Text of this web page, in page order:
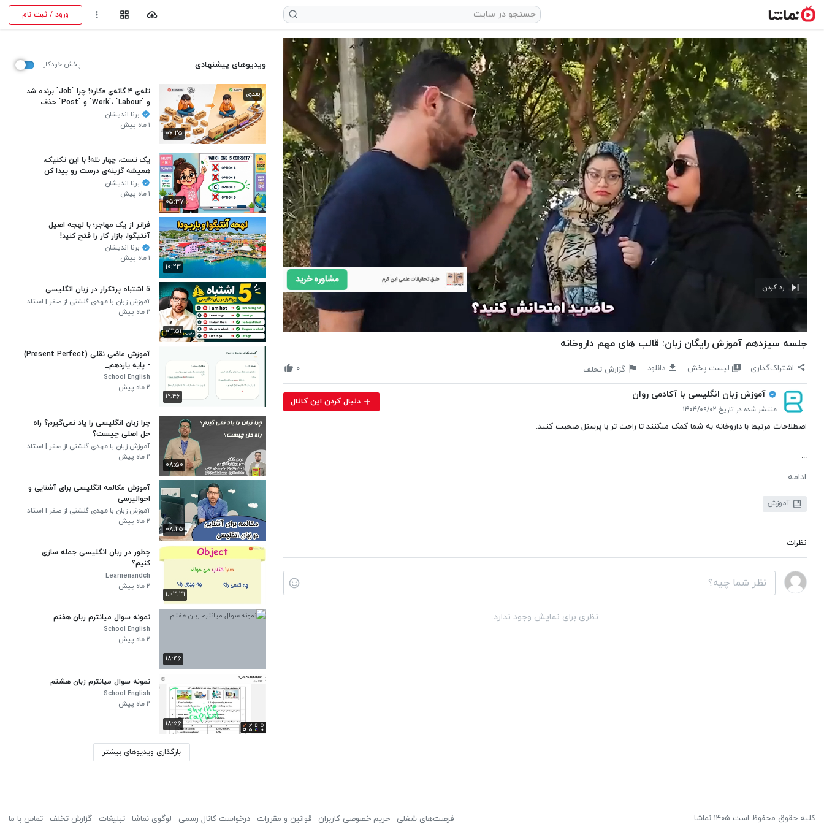
ورود / ثبت نام
رد کردن
جلسه سیزدهم آموزش رایگان زبان: قالب های مهم داروخانه
اشتراک‌گذاری لیست پخش دانلود گزارش تخلف ۰
آموزش زبان انگلیسی با آکادمی روان
منتشر شده در تاریخ ۱۴۰۴/۰۹/۰۲
دنبال کردن این کانال
اصطلاحات مرتبط با داروخانه به شما کمک میکنند تا راحت تر با پرسنل صحبت کنید.
.
...
ادامه
آموزش
نظرات
نظری برای نمایش وجود ندارد.
ویدیوهای پیشنهادی پخش خودکار
۰۶:۲۵
بعدی
تله‌ی ۴ گانه‌ی «کار»! چرا `Job` برنده شد
و `Work`، `Labour` و `Post` حذف
شدن؟برنا اندیشان
۱ ماه پیش
۰۵:۳۷
یک تست، چهار تله! با این تکنیک،
همیشه گزینه‌ی درست رو پیدا کن
برنا اندیشان
۱ ماه پیش
۱۰:۲۳
فراتر از یک مهاجر؛ با لهجه اصیل
آنتیگوا، بازار کار را فتح کنید!
برنا اندیشان
۱ ماه پیش
۰۳:۵۱
5 اشتباه پرتکرار در زبان انگلیسی
آموزش زبان با مهدی گلشنی از صفر | استاد
هاب
۲ ماه پیش
۱۹:۴۶
آموزش ماضی نقلی (Present Perfect)
- پایه یازدهم_
School English
۲ ماه پیش
۰۸:۵۰
چرا زبان انگلیسی را یاد نمی‌گیرم؟ راه
حل اصلی چیست؟
آموزش زبان با مهدی گلشنی از صفر | استاد
هاب
۲ ماه پیش
۰۸:۲۵
آموزش مکالمه انگلیسی برای آشنایی و
احوالپرسی
آموزش زبان با مهدی گلشنی از صفر | استاد
هاب
۲ ماه پیش
۱:۰۳:۳۱
چطور در زبان انگلیسی جمله سازی
کنیم؟
Learnenandch
۲ ماه پیش
۱۸:۴۶
نمونه سوال میانترم زبان هفتم
School English
۲ ماه پیش
۱۸:۵۶
نمونه سوال میانترم زبان هشتم
School English
۲ ماه پیش
بارگذاری ویدیوهای بیشتر
کلیه حقوق محفوظ است ۱۴۰۵ نماشا فرصت‌های شغلی حریم خصوصی کاربران قوانین و مقررات درخواست کانال رسمی لوگوی نماشا تبلیغات گزارش تخلف تماس با ما